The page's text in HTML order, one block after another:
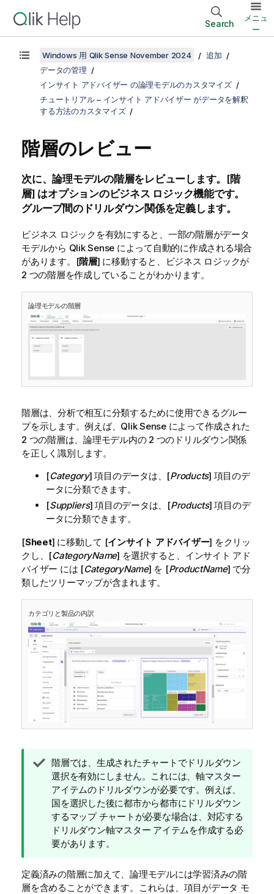
Search
メニュ
ー
Windows 用 Qlik Sense November 2024
追加
データの管理
インサイト アドバイザー の論理モデルのカスタマイズ
チュートリアル – インサイト アドバイザー がデータを解釈
する方法のカスタマイズ
階層のレビュー
次に、論理モデルの階層をレビューします。[階
層] はオプションのビジネス ロジック機能です。
グループ間のドリルダウン関係を定義します。
ビジネス ロジックを有効にすると、一部の階層がデータ
モデルから Qlik Sense によって自動的に作成される場合
があります。[階層] に移動すると、ビジネス ロジックが
2 つの階層を作成していることがわかります。
論理モデルの階層
階層は、分析で相互に分類するために使用できるグルー
プを示します。例えば、 Qlik Senseによって作成された
2 つの階層は、論理モデル内の 2 つのドリルダウン関係
を正しく識別します。
[Category] 項目のデータは、[Products] 項目のデ
ータに分類できます。
[Suppliers] 項目のデータは、[Products] 項目のデ
ータに分類できます。
[Sheet] に移動して [インサイト アドバイザー] をクリッ
クし、[CategoryName] を選択すると、 インサイト アド
バイザー には [CategoryName] を [ProductName] で分
類したツリーマップが含まれます。
カテゴリと製品の内訳
ヒ
ン
ト
メ
モ
階層では、生成されたチャートでドリルダウン
選択を有効にしません。これには、軸マスター
アイテムのドリルダウンが必要です。例えば、
国を選択した後に都市から都市にドリルダウン
するマップ チャートが必要な場合は、対応する
ドリルダウン軸マスター アイテムを作成する必
要があります。
定義済みの階層に加えて、論理モデルには学習済みの階
層を含めることができます。これらは、項目がデータ モ